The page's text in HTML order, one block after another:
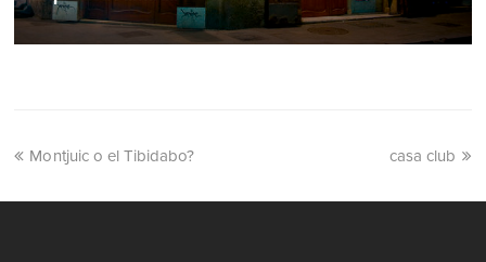
Montjuic o el Tibidabo? casa club